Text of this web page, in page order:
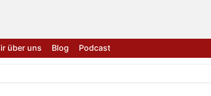
über uns Blog Podcast